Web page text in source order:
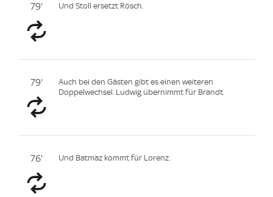
79' Und Stoll ersetzt Rösch.
79'
Auch bei den Gästen gibt es einen weiteren
Doppelwechsel. Ludwig übernimmt für Brandt.
76' Und Batmaz kommt für Lorenz.